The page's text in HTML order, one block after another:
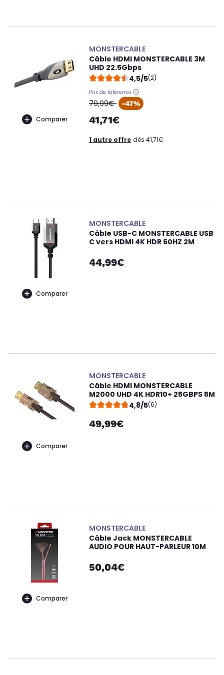
Comparer
MONSTERCABLE
Câble HDMI MONSTERCABLE 3M
UHD 22.5Gbps
4,5/5(2)
Prix de référence
oldPrice
79,99€ -47%
41,71€
1 autre offre dès 41,71€
Comparer
MONSTERCABLE
Câble USB-C MONSTERCABLE USB
C vers HDMI 4K HDR 60HZ 2M
44,99€
Comparer
MONSTERCABLE
Câble HDMI MONSTERCABLE
M2000 UHD 4K HDR10+ 25GBPS 5M
4,8/5(6)
49,99€
Comparer
MONSTERCABLE
Câble Jack MONSTERCABLE
AUDIO POUR HAUT-PARLEUR 10M
50,04€